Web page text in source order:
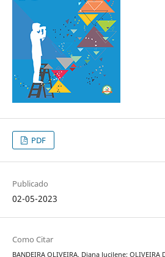
PDF
Publicado
02-05-2023
Como Citar
BANDEIRA OLIVEIRA, Diana Jucilene; OLIVEIRA